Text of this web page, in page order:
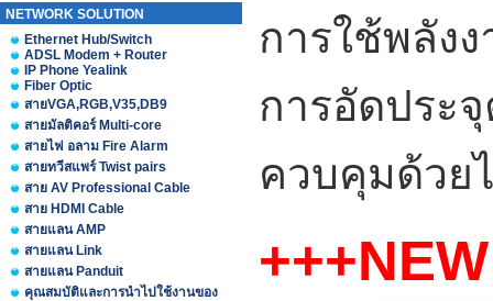
NETWORK SOLUTION
Ethernet Hub/Switch
ADSL Modem + Router
IP Phone Yealink
Fiber Optic
สายVGA,RGB,V35,DB9
สายมัลติคอร์ Multi-core
สายไฟ อลาม Fire Alarm
สายทวีสแพร์ Twist pairs
สาย AV Professional Cable
สาย HDMI Cable
สายแลน AMP
สายแลน Link
สายแลน Panduit
คุณสมบัติและการนำไปใช้งานของ
การใช้พลัง
การอัดประ
ควบคุมด้วย
+++NEW